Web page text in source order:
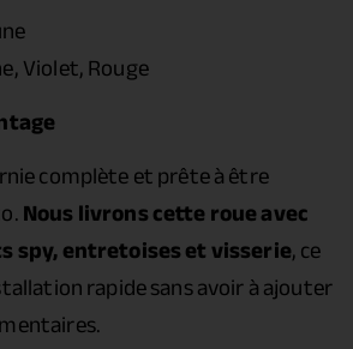
Violet, Rouge
complète et prête à être
Nous livrons cette roue avec
spy, entretoises et visserie, ce
rapide sans avoir à ajouter